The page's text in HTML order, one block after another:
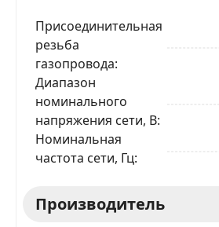
Присоединительная
резьба
газопровода
Диапазон
номинального
напряжения сети, В
Номинальная
частота сети, Гц
Производитель
Я даю согласие на обработку
данных в соответствии
площадки